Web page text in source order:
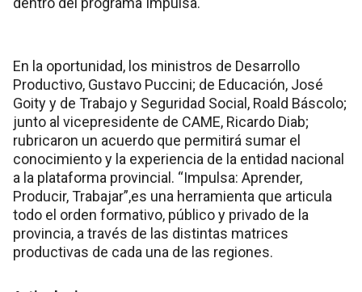
En la oportunidad, los ministros de Desarrollo
Productivo, Gustavo Puccini; de Educación, José
Goity y de Trabajo y Seguridad Social, Roald Báscolo;
junto al vicepresidente de CAME, Ricardo Diab;
rubricaron un acuerdo que permitirá sumar el
conocimiento y la experiencia de la entidad nacional
a la plataforma provincial. “Impulsa: Aprender,
Producir, Trabajar”,es una herramienta que articula
todo el orden formativo, público y privado de la
provincia, a través de las distintas matrices
productivas de cada una de las regiones.